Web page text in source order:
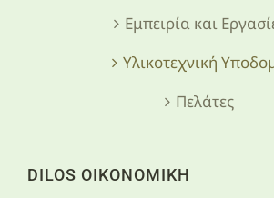
Εμπειρία και
Υλικοτεχνική
Πελάτες
DILOS ΟΙΚΟΝΟΜΙΚΗ